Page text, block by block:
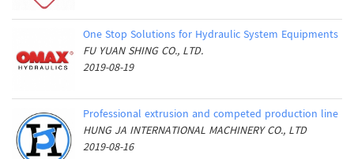
One Stop Solutions for Hydraulic System Equipments
FU YUAN SHING CO., LTD.
2019-08-19
Professional extrusion and competed production line
HUNG JA INTERNATIONAL MACHINERY CO., LTD
2019-08-16